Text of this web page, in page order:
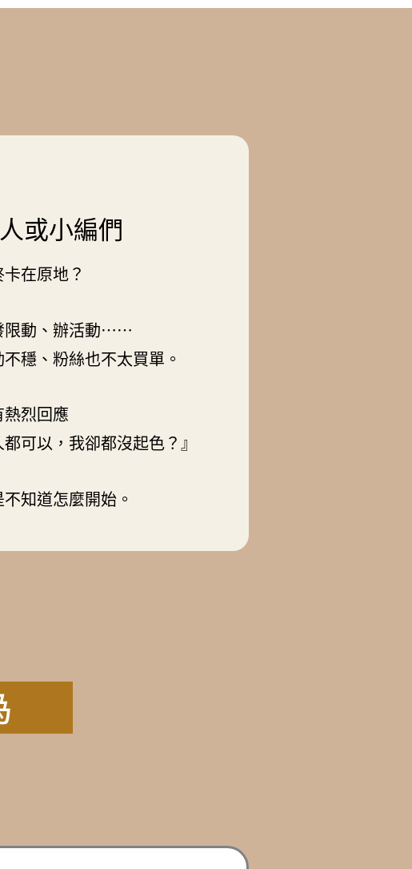
或小編們
在原地？
限動、辦活動⋯⋯
穩、粉絲也不太買單。
烈回應
可以，我卻都沒起色？』
知道怎麼開始。